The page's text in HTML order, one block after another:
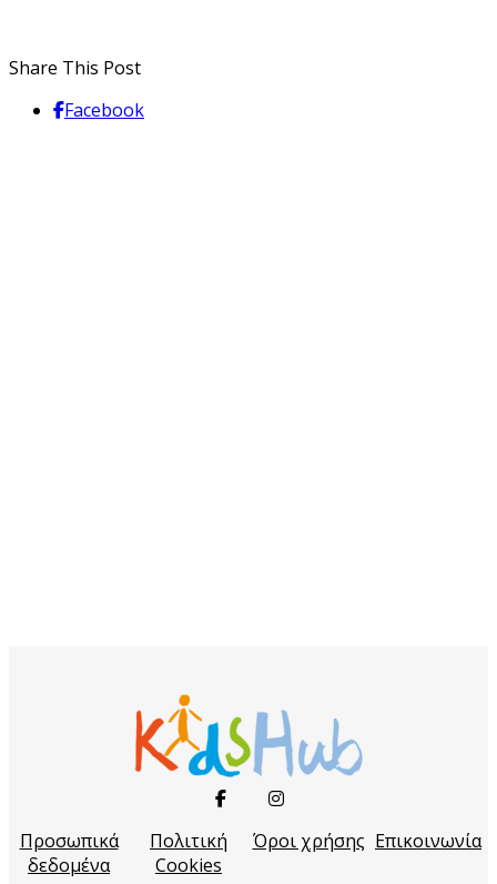
Share This Post
Facebook
Προσωπικά
δεδομένα
Πολιτική
Cookies
Όροι χρήσης Επικοινωνία